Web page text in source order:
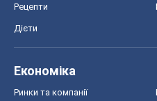
Рецепти
Дієти
Економіка
Ринки та компанії